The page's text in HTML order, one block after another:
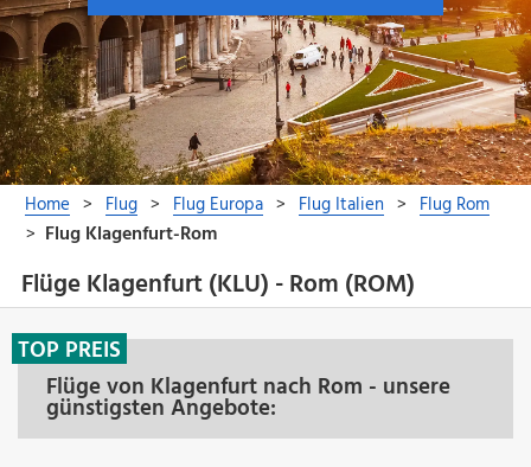
Flüge Klagenfurt (KLU) - Rom (ROM)
Flüge von Klagenfurt nach Rom - unsere
günstigsten Angebote:
TOP PREIS